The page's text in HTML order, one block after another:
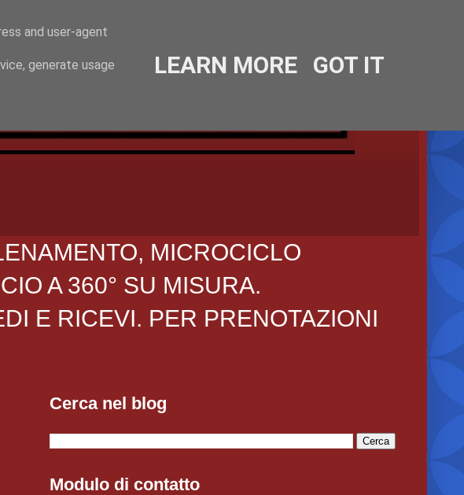
MICROCICLO
A 360° SU MISURA.
E RICEVI. PER PRENOTAZIONI
Cerca nel blog
Modulo di contatto
and user-agent
generate usage LEARN MORE GOT IT